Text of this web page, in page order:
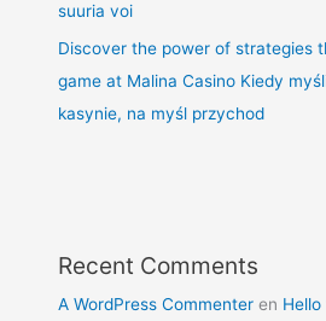
suuria voi
Discover the power of strategies
game at Malina Casino Kiedy
kasynie, na myśl przychod
Recent Comments
A WordPress Commenter en Hello